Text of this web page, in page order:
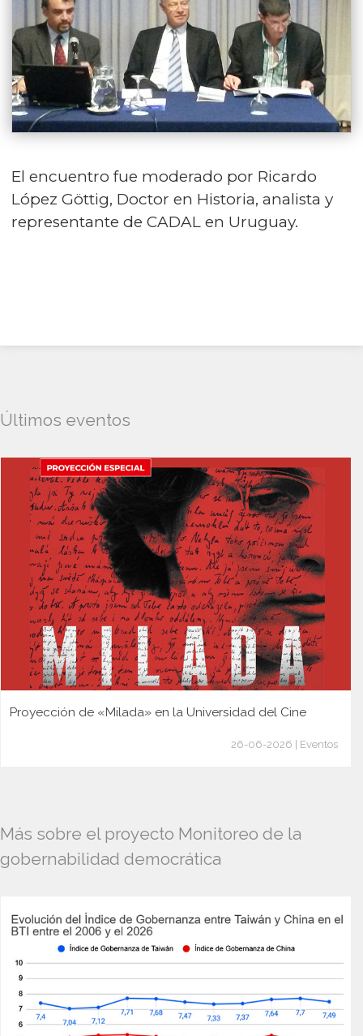
El encuentro fue moderado por Ricardo
López Göttig, Doctor en Historia, analista y
representante de CADAL en Uruguay.
Últimos eventos
Proyección de «Milada» en la Universidad del Cine
26-06-2026 | Eventos
Más sobre el proyecto Monitoreo de la
gobernabilidad democrática